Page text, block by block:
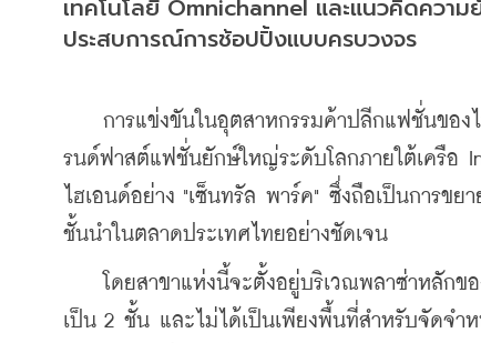
เทคโนโลยี Omnichannel และแนวคิดควา
ประสบการณ์การช้อปปิ้งแบบครบวงจร
การแข่งขันในอุตสาหกรรมค้าปลีกแฟชั่นของ
รนด์ฟาสต์แฟชั่นยักษ์ใหญ่ระดับโลกภายใต้เครือ
ไฮเอนด์อย่าง "เซ็นทรัล พาร์ค" ซึ่งถือเป็นการข
ชั้นนำในตลาดประเทศไทยอย่างชัดเจน
โดยสาขาแห่งนี้จะตั้งอยู่บริเวณพลาซ่าหลักขอ
เป็น 2 ชั้น และไม่ได้เป็นเพียงพื้นที่สำหรับจัดจำ